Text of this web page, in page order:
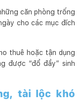
căn phòng trống
cho các mục đích
thuê hoặc tận dụng
được “đổ đầy” sinh
tài lộc khó